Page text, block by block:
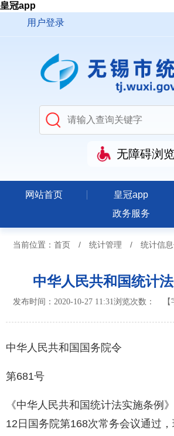
皇冠app
用户登录
无障碍浏
网站首页 皇冠app
政务服务
当前位置： 首页 / 统计管理 / 统计信
中华人民共和国统计
发布时间：2020-10-27 11:31浏览次数：
中华人民共和国国务院令
第681号
《中华人民共和国统计法实施条例
12日国务院第168次常务会议通过